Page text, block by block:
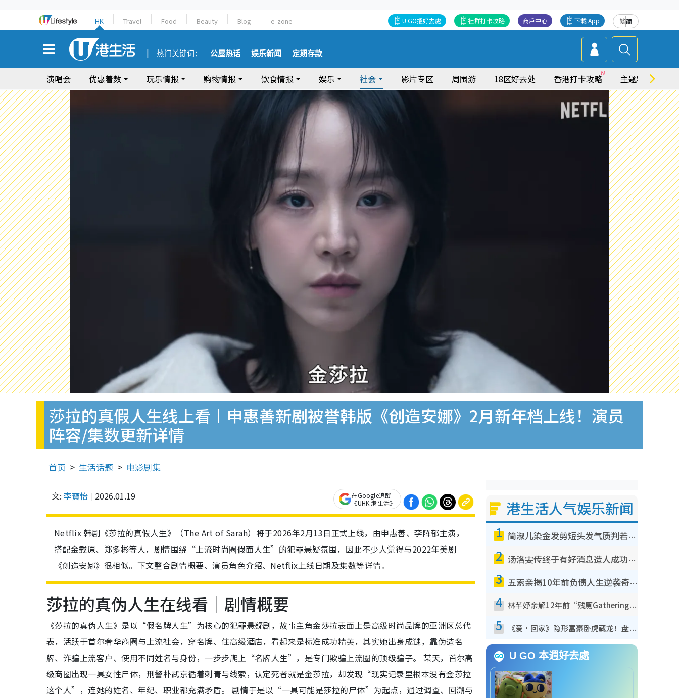
HK Travel Food Beauty Blog e-zone 繁简
下載 App
商戶中心
社群打卡攻略
U GO搵好去處
热门关键词： 公屋热话 娱乐新闻 定期存款
演唱会 优惠着数 玩乐情报 购物情报 饮食情报 娱乐 社会 影片专区 周围游 18区好去处 香港打卡攻略 主题特集
莎拉的真假人生线上看︱申惠善新剧被誉韩版《创造安娜》2月新年档上线！演员
阵容/集数更新详情
首页 生活话题 电影剧集
文: 李寶怡 2026.01.19
在Google追蹤
《UHK 港生活》
Netflix 韩剧《莎拉的真假人生》（The Art of Sarah）将于2026年2月13日正式上线，由申惠善、李阵郁主演，
搭配金载原、郑多彬等人，剧情围绕“上流时尚圈假面人生”的犯罪悬疑氛围，因此不少人觉得与2022年美剧
《创造安娜》很相似。下文整合剧情概要、演员角色介绍、Netflix上线日期及集数等详情。
莎拉的真伪人生在线看｜剧情概要
《莎拉的真伪人生》是以“假名牌人生”为核心的犯罪悬疑剧，故事主角金莎拉表面上是高级时尚品牌的亚洲区总代
表，活跃于首尔奢华商圈与上流社会，穿名牌、住高级酒店，看起来是标准成功精英，其实她出身成谜，靠伪造名
牌、诈骗上流客户、使用不同姓名与身份，一步步爬上“名牌人生”，是专门欺骗上流圈的顶级骗子。 某天，首尔高
级商圈出现一具女性尸体，刑警朴武京循着刺青与线索，认定死者就是金莎拉，却发现“现实记录里根本没有金莎拉
这个人”，连她的姓名、年纪、职业都充满矛盾。 剧情于是以“一具可能是莎拉的尸体”为起点，通过调查、回溯与
港生活人气娱乐新闻
1 简淑儿染金发剪短头发气质判若两人！吓坏老公麦大力都认不出：“你做什么？”
2 汤洛雯传终于有好消息造人成功！两大细节曝孕味极浓引猜测：大肚婆先会咁！
3 五索亲揭10年前负债人生逆袭奇迹！全靠去一地方转运后即遇上马先生
4 林芊妤亲解12年前“残厕Gathering”真相！高层解约一句话重创尊严，至今拒返TVB
5 《爱·回家》隐形富豪卧虎藏龙！盘点12位财气逼人的有钱艺人：这位美女3亿身家不愁做
U GO 本週好去處